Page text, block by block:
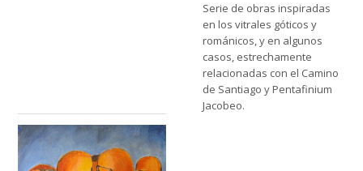
Serie de obras inspiradas
en los vitrales góticos y
románicos, y en algunos
casos, estrechamente
relacionadas con el Camino
de Santiago y Pentafinium
Jacobeo.